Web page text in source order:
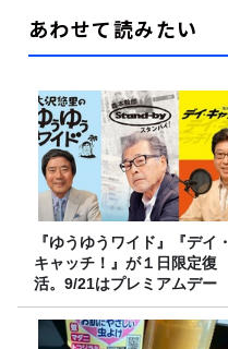
あわせて読みたい
『ゆうゆうワイド』『デイ・
キャッチ！』が１日限定復
活。9/21はプレミアムデー